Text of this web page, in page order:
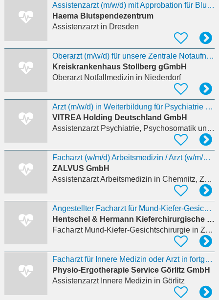
Assistenzarzt (m/w/d) mit Approbation für Blut- und Plasmaspende
Haema Blutspendezentrum
Assistenzarztin Dresden
Oberarzt (m/w/d) für unsere Zentrale Notaufnahmen
Kreiskrankenhaus Stollberg gGmbH
Oberarzt Notfallmedizin in Niederdorf
Arzt (m/w/d) in Weiterbildung für Psychiatrie und Psychotherapie oder Psychosomatische Medizin
VITREA Holding Deutschland GmbH
Assistenzarzt Psychiatrie, Psychosomatik und Psychotherapie
Facharzt (w/m/d) Arbeitsmedizin / Arzt (w/m/d) in Weiterbildung
ZALVUS GmbH
Assistenzarzt Arbeitsmedizin in Chemnitz, Zentrum
Angestellter Facharzt für Mund-Kiefer-Gesichtschirurgie (m/w/d)
Hentschel & Hermann Kieferchirurgische Praxen am Schwanenteich
Facharzt Mund-Kiefer-Gesichtschirurgiein Zwickau
Facharzt für Innere Medizin oder Arzt in fortgeschrittener Weiterbildung/ Hämatologie und
Physio-Ergotherapie Service Görlitz GmbH
Assistenzarzt Innere Medizin in Görlitz